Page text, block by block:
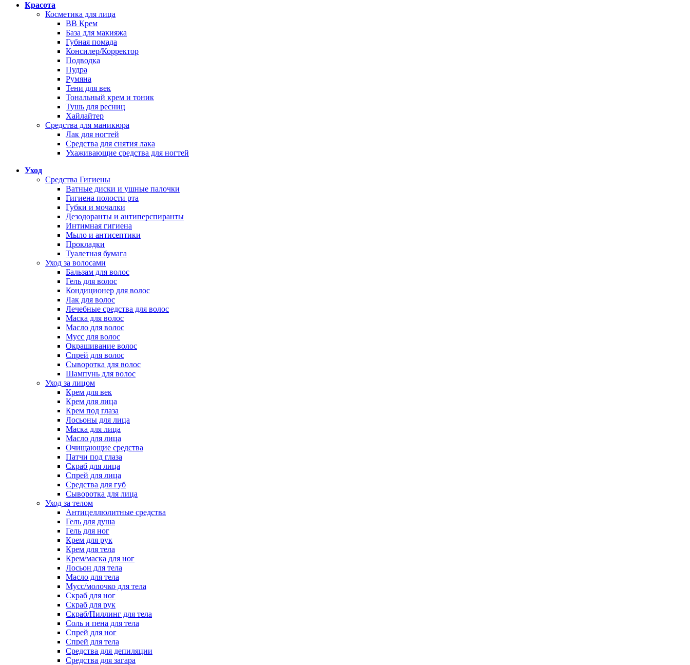
Красота
Косметика для лица
BB Крем
База для макияжа
Губная помада
Консилер/Корректор
Подводка
Пудра
Румяна
Тени для век
Тональный крем и тоник
Тушь для ресниц
Хайлайтер
Средства для маникюра
Лак для ногтей
Средства для снятия лака
Ухаживающие средства для ногтей
Уход
Средства Гигиены
Ватные диски и ушные палочки
Гигиена полости рта
Губки и мочалки
Дезодоранты и антиперспиранты
Интимная гигиена
Мыло и антисептики
Прокладки
Туалетная бумага
Уход за волосами
Бальзам для волос
Гель для волос
Кондиционер для волос
Лак для волос
Лечебные средства для волос
Маска для волос
Масло для волос
Мусс для волос
Окрашивание волос
Спрей для волос
Сыворотка для волос
Шампунь для волос
Уход за лицом
Крем для век
Крем для лица
Крем под глаза
Лосьоны для лица
Маска для лица
Масло для лица
Очищающие средства
Патчи под глаза
Скраб для лица
Спрей для лица
Средства для губ
Сыворотка для лица
Уход за телом
Антицеллюлитные средства
Гель для душа
Гель для ног
Крем для рук
Крем для тела
Крем/маска для ног
Лосьон для тела
Масло для тела
Мусс/молочко для тела
Скраб для ног
Скраб для рук
Скраб/Пиллинг для тела
Соль и пена для тела
Спрей для ног
Спрей для тела
Средства для депиляции
Средства для загара